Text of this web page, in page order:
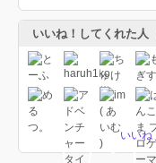
いいね！してくれた人
いいね